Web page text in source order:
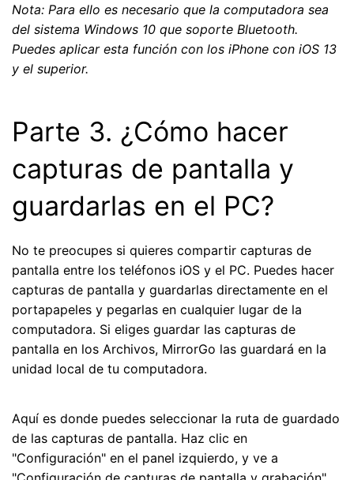
Nota: Para ello es necesario que la computadora sea
del sistema Windows 10 que soporte Bluetooth.
Puedes aplicar esta función con los iPhone con iOS 13
y el superior.
Parte 3. ¿Cómo hacer
capturas de pantalla y
guardarlas en el PC?
No te preocupes si quieres compartir capturas de
pantalla entre los teléfonos iOS y el PC. Puedes hacer
capturas de pantalla y guardarlas directamente en el
portapapeles y pegarlas en cualquier lugar de la
computadora. Si eliges guardar las capturas de
pantalla en los Archivos, MirrorGo las guardará en la
unidad local de tu computadora.
Aquí es donde puedes seleccionar la ruta de guardado
de las capturas de pantalla. Haz clic en
"Configuración" en el panel izquierdo, y ve a